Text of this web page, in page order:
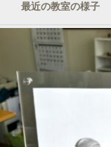
最近の教室の様子